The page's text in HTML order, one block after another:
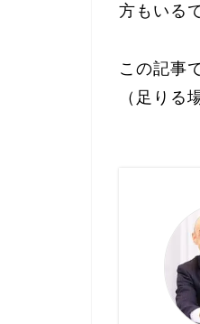
方もいる
この記事
（足りる